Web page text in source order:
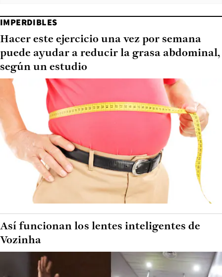
IMPERDIBLES
Hacer este ejercicio una vez por semana
puede ayudar a reducir la grasa abdominal,
según un estudio
Así funcionan los lentes inteligentes de
Vozinha